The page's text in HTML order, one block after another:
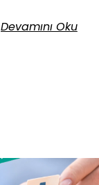
Devamını Oku